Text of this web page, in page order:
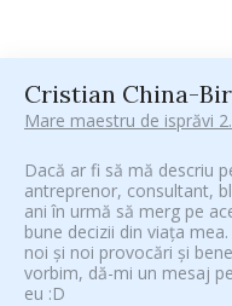
Cristian China-
Mare maestru de isprăvi
Dacă ar fi să mă descriu
antreprenor, consultant,
ani în urmă să merg pe
bune decizii din viața
noi și noi provocări și
vorbim, dă-mi un mesaj pe
eu :D